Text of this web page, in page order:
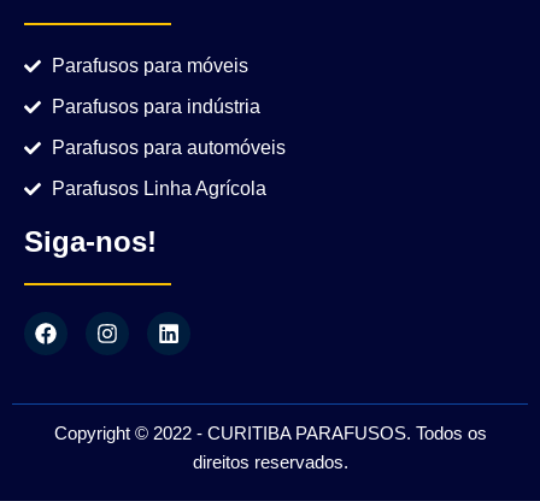
Parafusos para móveis
Parafusos para indústria
Parafusos para automóveis
Parafusos Linha Agrícola
Siga-nos!
Copyright © 2022 - CURITIBA PARAFUSOS. Todos os
direitos reservados.